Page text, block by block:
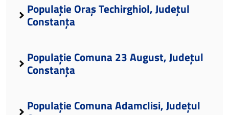
Populație Oraș Techirghiol, Județul
Constanța
Populație Comuna 23 August, Județul
Constanța
Populație Comuna Adamclisi, Județul